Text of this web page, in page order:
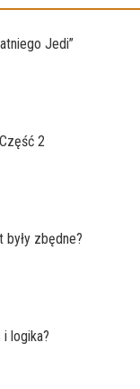
Jedi”
2
były zbędne?
logika?